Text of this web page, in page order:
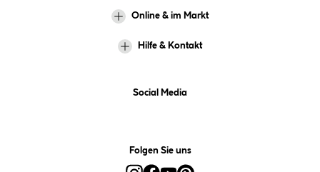
Online & im Markt
Hilfe & Kontakt
Social Media
Folgen Sie uns